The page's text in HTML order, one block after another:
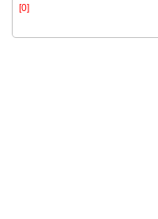
[0]